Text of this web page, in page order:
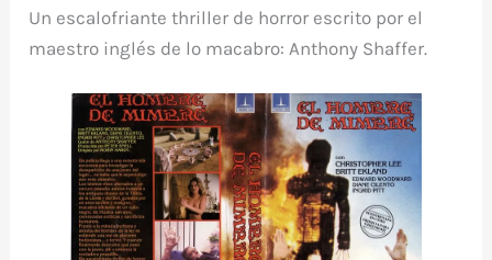
Un escalofriante thriller de horror escrito por el
maestro inglés de lo macabro: Anthony Shaffer.